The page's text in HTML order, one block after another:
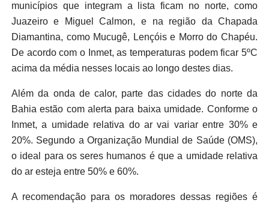
municípios que integram a lista ficam no norte, como
Juazeiro e Miguel Calmon, e na região da Chapada
Diamantina, como Mucugê, Lençóis e Morro do Chapéu.
De acordo com o Inmet, as temperaturas podem ficar 5ºC
acima da média nesses locais ao longo destes dias.
Além da onda de calor, parte das cidades do norte da
Bahia estão com alerta para baixa umidade. Conforme o
Inmet, a umidade relativa do ar vai variar entre 30% e
20%. Segundo a Organização Mundial de Saúde (OMS),
o ideal para os seres humanos é que a umidade relativa
do ar esteja entre 50% e 60%.
A recomendação para os moradores dessas regiões é